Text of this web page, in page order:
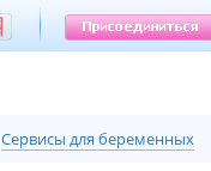
Cервисы для беременных